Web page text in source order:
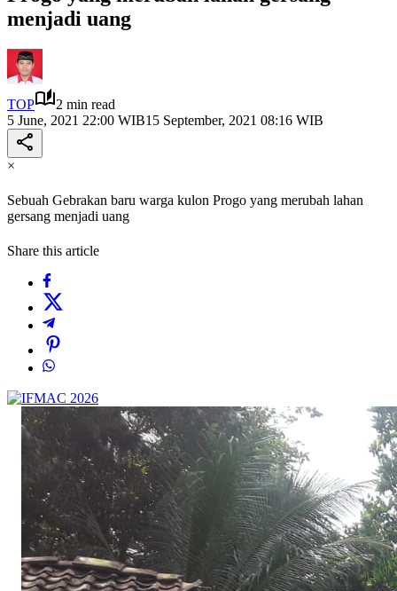
menjadi uang
TOP
2 min read
5 June, 2021 22:00 WIB15 September, 2021 08:16 WIB
×
Sebuah Gebrakan baru warga kulon Progo yang merubah lahan
gersang menjadi uang
Share this article